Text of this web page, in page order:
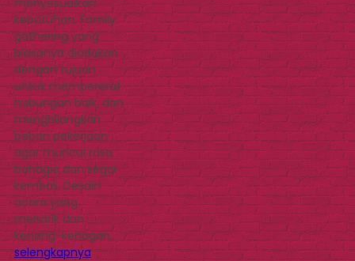
kebutuhan. Family
gathering yang
biasanya diadakan
dengan tujuan
untuk mempererat
hubungan baik, dan
menghilangkan
beban pekerjaan
agar muncul rasa
bahagia dan segar
kembali. Desain
acara yang
menarik dan
kenang-kenagan…
selengkapnya